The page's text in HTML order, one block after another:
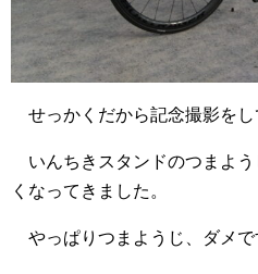
せっかくだから記念撮影をし
いんちきスタンドのつまよ
くなってきました。
やっぱりつまようじ、ダメで